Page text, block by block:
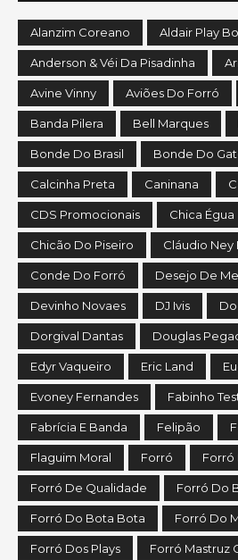
Alanzim Coreano Aldair Play
Anderson & Véi Da Pisadinha
Avine Vinny Aviões Do Forró
Banda Pilera Bell Marques
Bonde Do Brasil Bonde Do
Calcinha Preta Caninana
CDS Promocionais Chica Égua
Chicão Do Piseiro Cláudio Ney
Conde Do Forró Desejo De
Devinho Novaes DJ Ivis
Dorgival Dantas Douglas
Edyr Vaqueiro Eric Land
Evoney Fernandes Fabinho
Fabrícia E Banda Felipão
Flaguim Moral Forró Forró
Forró De Qualidade Forró Do
Forró Do Bota Bota Forró Do
Forró Dos Plays Forró Mastruz